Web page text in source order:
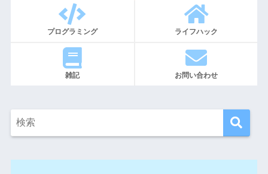
プログラミング ライフハック
雑記 お問い合わせ